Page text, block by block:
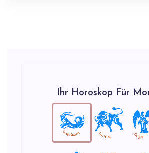
Ihr Horoskop Für